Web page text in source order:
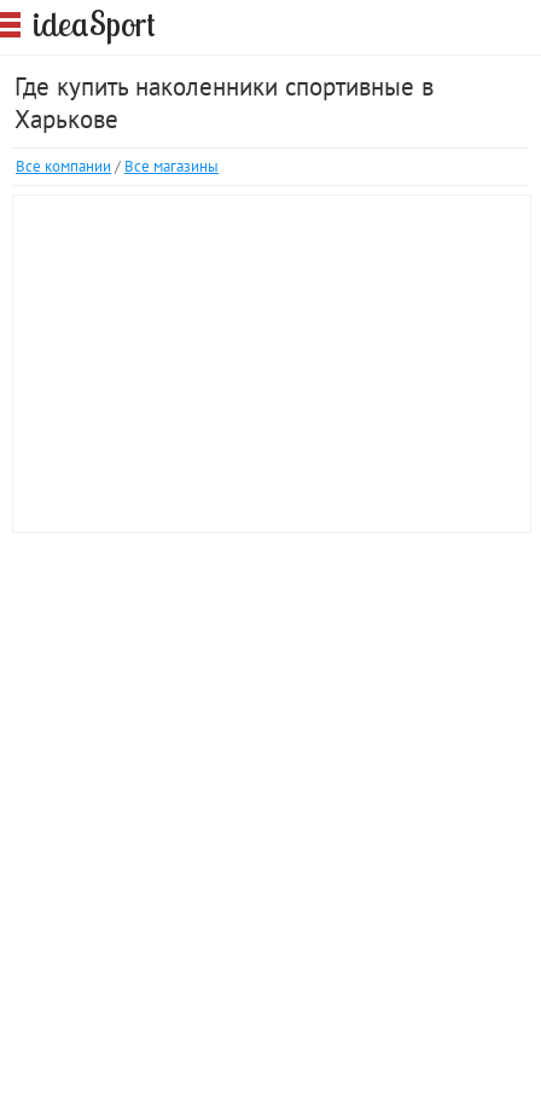
ideaSport
Где купить наколенники спортивные в
Харькове
Все компании / Все магазины